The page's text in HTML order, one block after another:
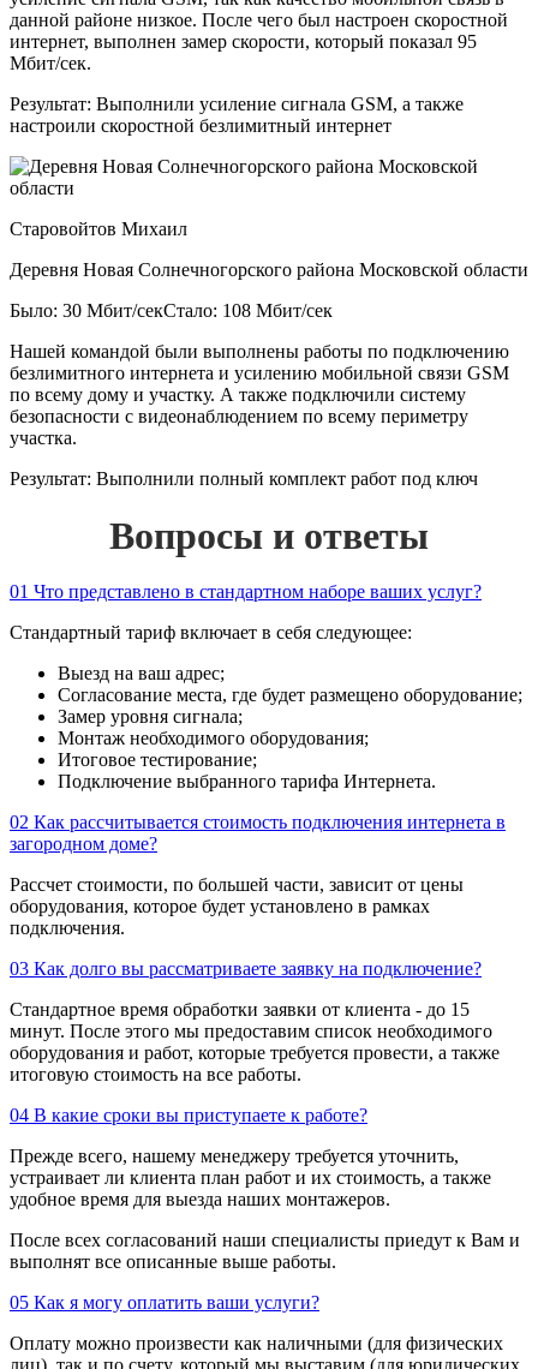
данной районе низкое. После чего был настроен скоростной
интернет, выполнен замер скорости, который показал 95
Мбит/сек.
Результат: Выполнили усиление сигнала GSM, а также
настроили скоростной безлимитный интернет
Старовойтов Михаил
Деревня Новая Солнечногорского района Московской области
Было: 30 Мбит/секСтало: 108 Мбит/сек
Нашей командой были выполнены работы по подключению
безлимитного интернета и усилению мобильной связи GSM
по всему дому и участку. А также подключили систему
безопасности с видеонаблюдением по всему периметру
участка.
Результат: Выполнили полный комплект работ под ключ
Вопросы и ответы
01 Что представлено в стандартном наборе ваших услуг?
Стандартный тариф включает в себя следующее:
Выезд на ваш адрес;
Согласование места, где будет размещено оборудование;
Замер уровня сигнала;
Монтаж необходимого оборудования;
Итоговое тестирование;
Подключение выбранного тарифа Интернета.
02 Как рассчитывается стоимость подключения интернета в
загородном доме?
Рассчет стоимости, по большей части, зависит от цены
оборудования, которое будет установлено в рамках
подключения.
03 Как долго вы рассматриваете заявку на подключение?
Стандартное время обработки заявки от клиента - до 15
минут. После этого мы предоставим список необходимого
оборудования и работ, которые требуется провести, а также
итоговую стоимость на все работы.
04 В какие сроки вы приступаете к работе?
Прежде всего, нашему менеджеру требуется уточнить,
устраивает ли клиента план работ и их стоимость, а также
удобное время для выезда наших монтажеров.
После всех согласований наши специалисты приедут к Вам и
выполнят все описанные выше работы.
05 Как я могу оплатить ваши услуги?
Оплату можно произвести как наличными (для физических